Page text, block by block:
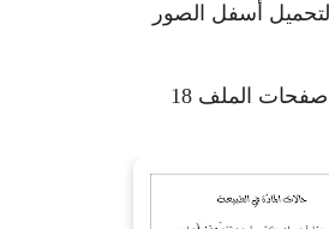
أسفل الصور
الملف 18